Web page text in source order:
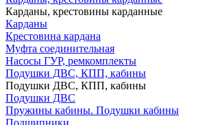
Карданы, крестовины карданные
Карданы
Крестовина кардана
Муфта соединительная
Насосы ГУР, ремкомплекты
Подушки ДВС, КПП, кабины
Подушки ДВС, КПП, кабины
Подушки ДВС
Пружины кабины. Подушки кабины
Подшипники